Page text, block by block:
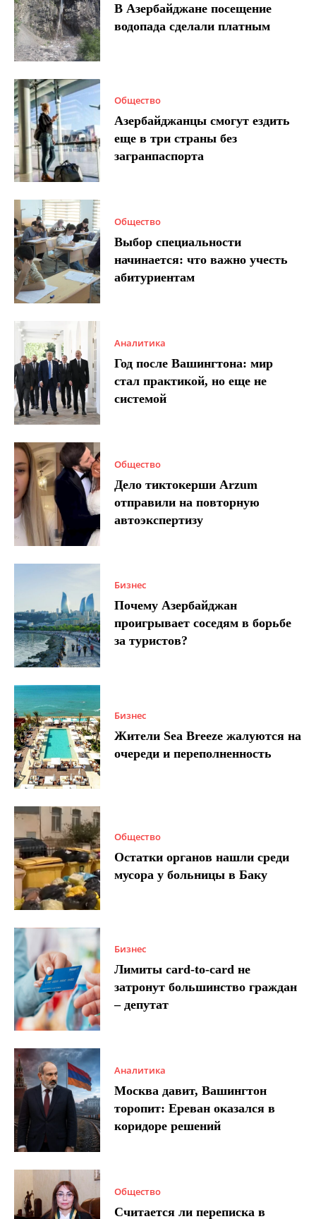
В Азербайджане посещение
водопада сделали платным
Общество
Азербайджанцы смогут ездить
еще в три страны без
загранпаспорта
Общество
Выбор специальности
начинается: что важно учесть
абитуриентам
Аналитика
Год после Вашингтона: мир
стал практикой, но еще не
системой
Общество
Дело тиктокерши Arzum
отправили на повторную
автоэкспертизу
Бизнес
Почему Азербайджан
проигрывает соседям в борьбе
за туристов?
Бизнес
Жители Sea Breeze жалуются на
очереди и переполненность
Общество
Остатки органов нашли среди
мусора у больницы в Баку
Бизнес
Лимиты card-to-card не
затронут большинство граждан
– депутат
Аналитика
Москва давит, Вашингтон
торопит: Ереван оказался в
коридоре решений
Общество
Считается ли переписка в